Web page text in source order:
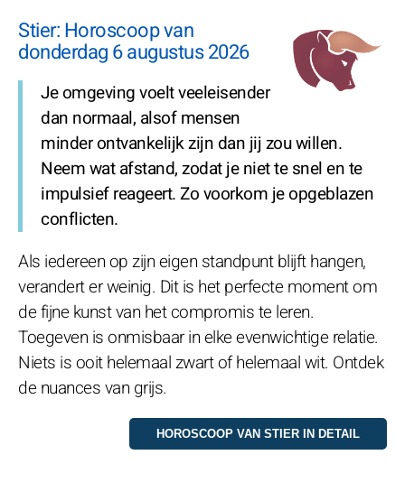
Stier: Horoscoop van
donderdag 6 augustus 2026
Je omgeving voelt veeleisender
dan normaal, alsof mensen
minder ontvankelijk zijn dan jij zou willen.
Neem wat afstand, zodat je niet te snel en te
impulsief reageert. Zo voorkom je opgeblazen
conflicten.
Als iedereen op zijn eigen standpunt blijft hangen,
verandert er weinig. Dit is het perfecte moment om
de fijne kunst van het compromis te leren.
Toegeven is onmisbaar in elke evenwichtige relatie.
Niets is ooit helemaal zwart of helemaal wit. Ontdek
de nuances van grijs.